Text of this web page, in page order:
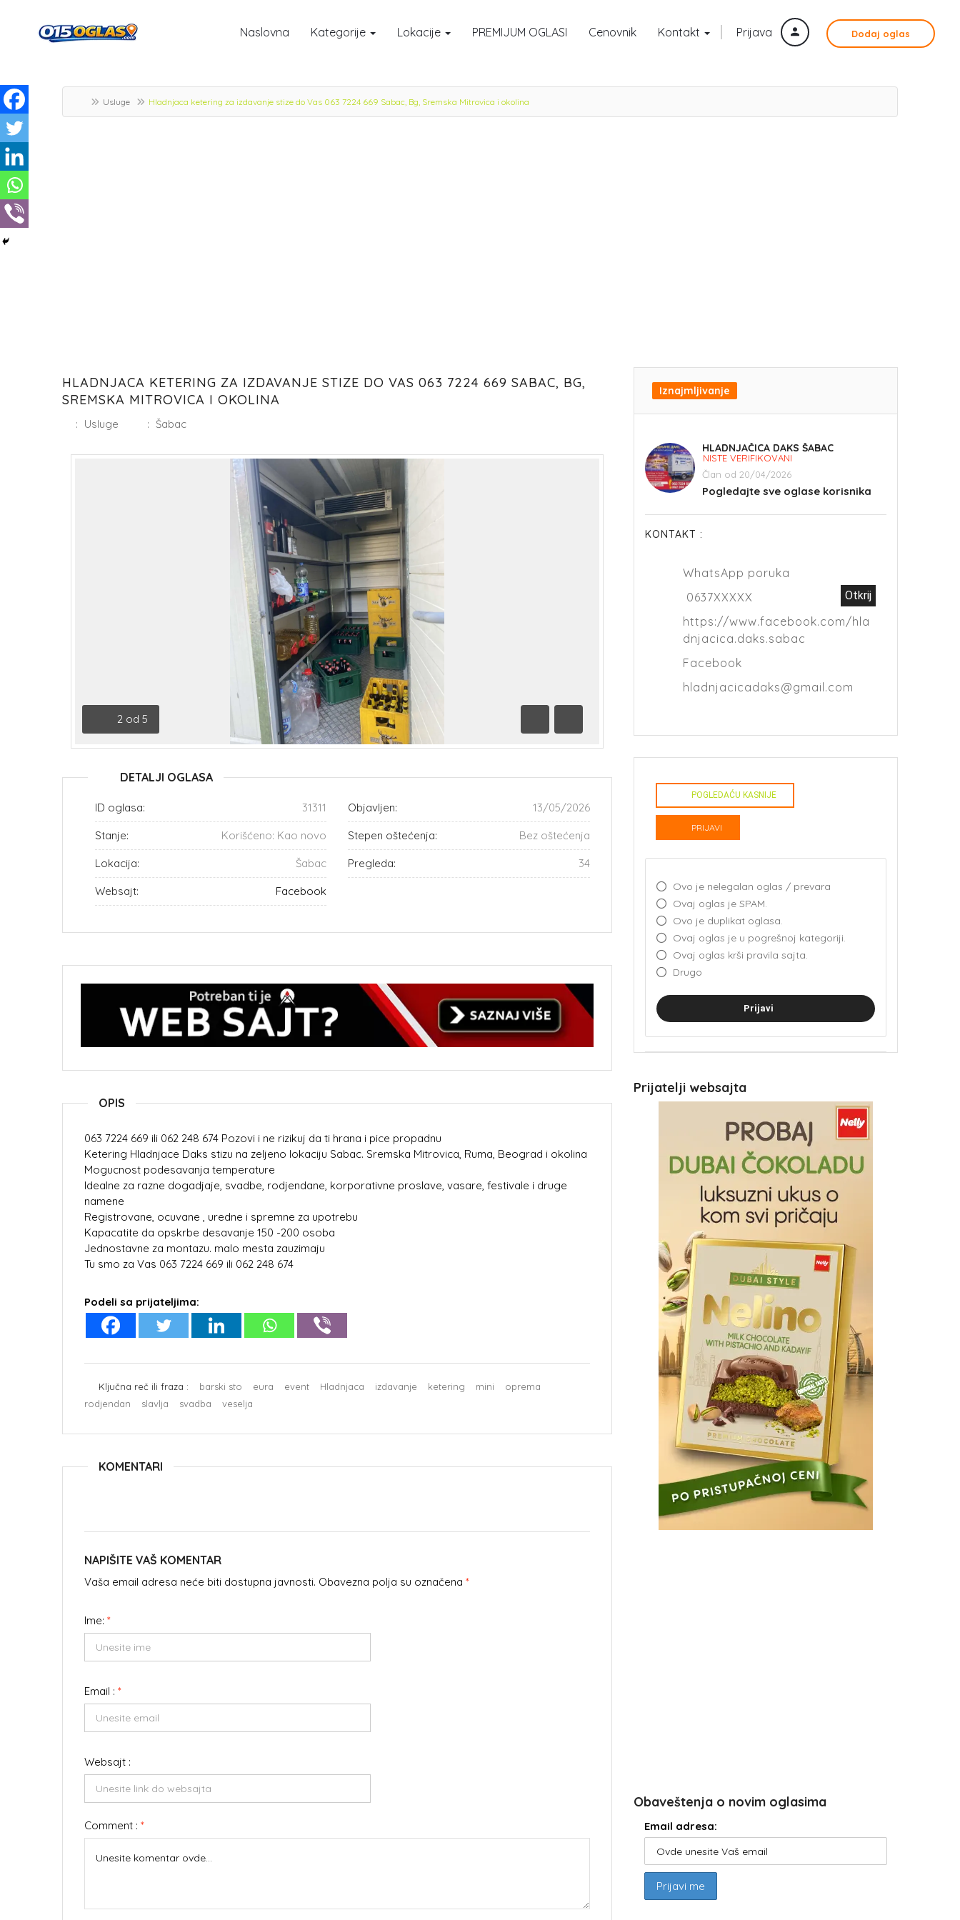
Prijava Dodaj oglas
Naslovna Kategorije Lokacije PREMIJUM OGLASI Cenovnik Kontakt
Usluge Hladnjaca ketering za izdavanje stize do Vas 063 7224 669 Sabac, Bg, Sremska Mitrovica i okolina
HLADNJACA KETERING ZA IZDAVANJE STIZE DO VAS 063 7224 669 SABAC, BG,
SREMSKA MITROVICA I OKOLINA
: Usluge : Šabac
2 od 5
Prethodna
Sledeća
DETALJI OGLASA
ID oglasa: 31311 Objavljen: 13/05/2026
Stanje: Korišćeno: Kao novo Stepen oštećenja: Bez oštećenja
Lokacija: Šabac Pregleda: 34
Websajt: Facebook
OPIS
063 7224 669 ili 062 248 674 Pozovi i ne rizikuj da ti hrana i pice propadnu
Ketering Hladnjace Daks stizu na zeljeno lokaciju Sabac. Sremska Mitrovica, Ruma, Beograd i okolina
Mogucnost podesavanja temperature
Idealne za razne dogadjaje, svadbe, rodjendane, korporativne proslave, vasare, festivale i druge
namene
Registrovane, ocuvane , uredne i spremne za upotrebu
Kapacatite da opskrbe desavanje 150 -200 osoba
Jednostavne za montazu. malo mesta zauzimaju
Tu smo za Vas 063 7224 669 ili 062 248 674
Podeli sa prijateljima:
Ključna reč ili fraza : barski sto eura event Hladnjaca izdavanje ketering mini
oprema
rodjendan
slavlja svadba veselja
KOMENTARI
NAPIŠITE VAŠ KOMENTAR
Vaša email adresa neće biti dostupna javnosti. Obavezna polja su označena *
Ime: *
Email : *
Websajt :
Comment : *
Iznajmljivanje
HLADNJAČICA DAKS ŠABAC
NISTE VERIFIKOVANI
Član od 20/04/2026
Pogledajte sve oglase korisnika
KONTAKT :
WhatsApp poruka
0637XXXXX
Otkrij
https://www.facebook.com/hla
dnjacica.daks.sabac
Facebook
hladnjacicadaks@gmail.com
POGLEDAĆU KASNIJE
PRIJAVI
Ovo je nelegalan oglas / prevara
Ovaj oglas je SPAM.
Ovo je duplikat oglasa.
Ovaj oglas je u pogrešnoj kategoriji.
Ovaj oglas krši pravila sajta.
Drugo
Prijavi
Prijatelji websajta
Obaveštenja o novim oglasima
Email adresa: